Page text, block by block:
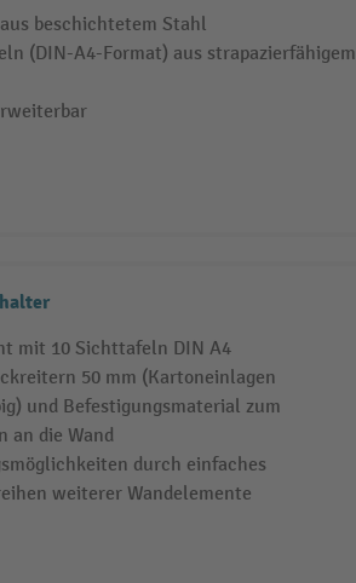
beschichtetem Stahl
(DIN-A4-Format) aus strapazierfähigem
mit 10 Sichttafeln DIN A4
50 mm (Kartoneinlagen
und Befestigungsmaterial zum
an die Wand
durch einfaches
weiterer Wandelemente